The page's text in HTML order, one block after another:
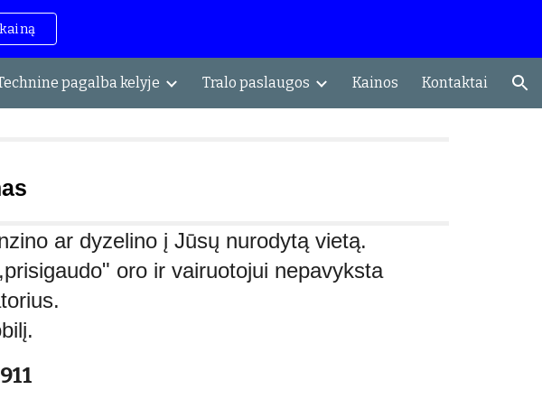
pagalba kelyje Tralo paslaugos Kainos Kontaktai
ar dyzelino į Jūsų nurodytą vietą.
oro ir vairuotojui nepavyksta